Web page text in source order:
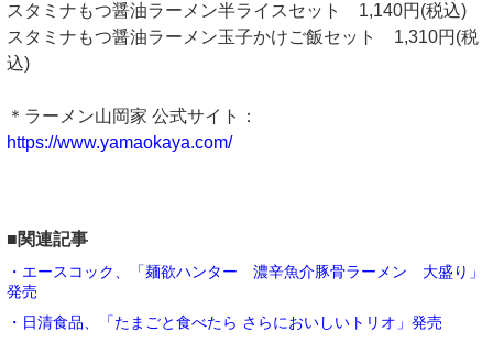
スタミナもつ醤油ラーメン半ライスセット 1,140円(税込)
スタミナもつ醤油ラーメン玉子かけご飯セット 1,310円(税
込)
＊ラーメン山岡家 公式サイト：
https://www.yamaokaya.com/
■関連記事
・エースコック、「麺欲ハンター 濃辛魚介豚骨ラーメン 大盛り」
発売
・日清食品、「たまごと食べたら さらにおいしいトリオ」発売